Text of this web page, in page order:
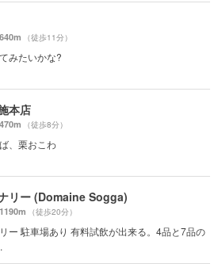
640m （徒歩11分）
みたいかな?
本店
470m （徒歩8分）
、栗おこわ
リー (Domaine Sogga)
1190m （徒歩20分）
ー 駐車場あり 有料試飲が出来る。4品と7品の